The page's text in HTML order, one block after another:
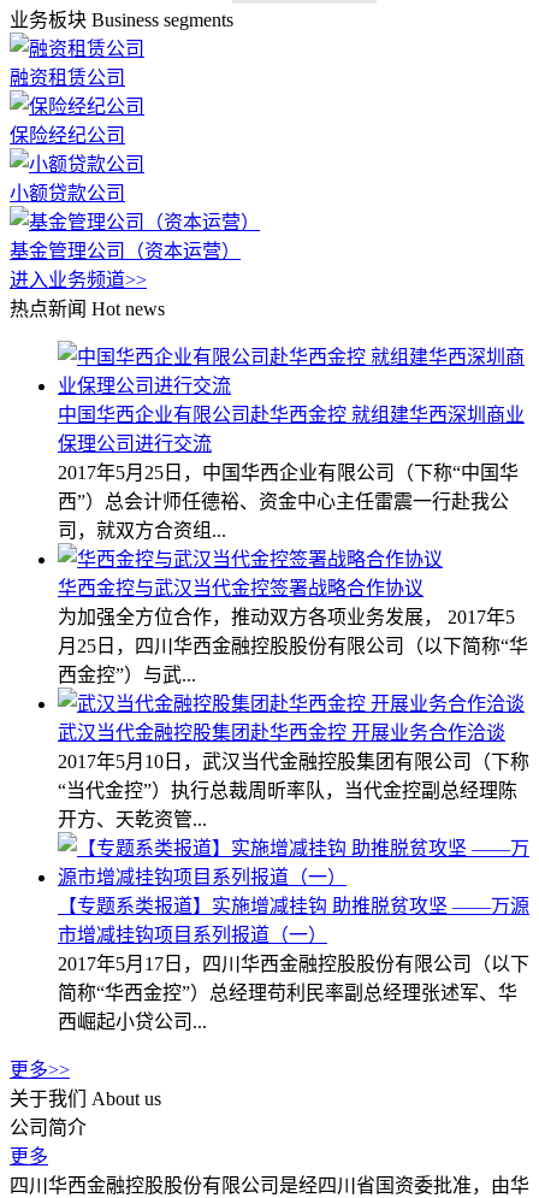
业务板块 Business segments
融资租赁公司
保险经纪公司
小额贷款公司
基金管理公司（资本运营）
进入业务频道>>
热点新闻 Hot news
中国华西企业有限公司赴华西金控 就组建华西深圳商业
保理公司进行交流
2017年5月25日，中国华西企业有限公司（下称“中国华
西”）总会计师任德裕、资金中心主任雷震一行赴我公
司，就双方合资组...
华西金控与武汉当代金控签署战略合作协议
为加强全方位合作，推动双方各项业务发展， 2017年5
月25日，四川华西金融控股股份有限公司（以下简称“华
西金控”）与武...
武汉当代金融控股集团赴华西金控 开展业务合作洽谈
2017年5月10日，武汉当代金融控股集团有限公司（下称
“当代金控”）执行总裁周昕率队，当代金控副总经理陈
开方、天乾资管...
【专题系类报道】实施增减挂钩 助推脱贫攻坚 ——万源
市增减挂钩项目系列报道（一）
2017年5月17日，四川华西金融控股股份有限公司（以下
简称“华西金控”）总经理苟利民率副总经理张述军、华
西崛起小贷公司...
更多>>
关于我们
About us
公司简介
更多
四川华西金融控股股份有限公司是经四川省国资委批准，由华